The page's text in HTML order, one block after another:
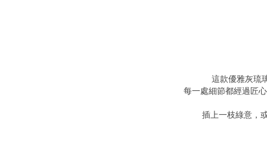
這款優雅灰琉
每一處細節都經過匠
插上一枝綠意，